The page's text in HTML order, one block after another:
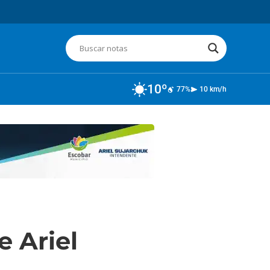
10º 77% 10 km/h
Ariel